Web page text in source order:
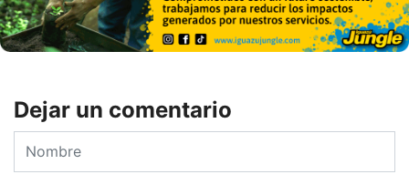
Dejar un comentario